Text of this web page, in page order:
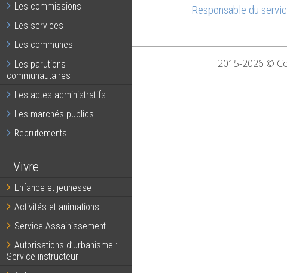
Les commissions
Les services
Les communes
Les parutions
communautaires
Les actes administratifs
Les marchés publics
Recrutements
Vivre
Enfance et jeunesse
Activités et animations
Service Assainissement
Autorisations d’urbanisme :
Service instructeur
Responsable du
2015-2026 ©